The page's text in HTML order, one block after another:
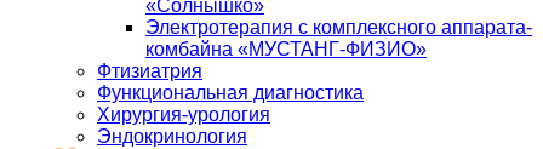
«Солнышко»
Электротерапия с комплексного аппарата-
комбайна «МУСТАНГ-ФИЗИО»
Фтизиатрия
Функциональная диагностика
Хирургия-урология
Эндокринология